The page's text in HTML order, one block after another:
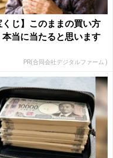
くじ】このままの買い方
本当に当たると思います
PR(合同会社デジタルファーム )